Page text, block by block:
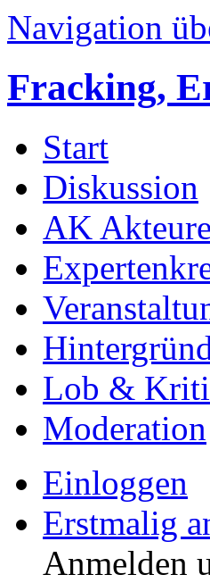
Navigation
Fracking,
Start
Diskussion
AK Akteure
Lob &
Moderation
Einloggen
Erstmalig
Anmelden